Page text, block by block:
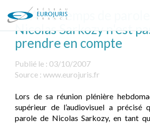
CSA : le temps de parole
Nicolas Sarkozy n'est
prendre en compte
Publié le : 03/10/2007
Source : www.eurojuris.fr
Lors de sa réunion plénière
supérieur de l’audiovisuel a précisé
parole de Nicolas Sarkozy, en tant